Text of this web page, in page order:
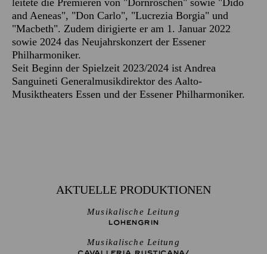
leitete die Premieren von "Dornröschen" sowie "Dido
and Aeneas", "Don Carlo", "Lucrezia Borgia" und
"Macbeth". Zudem dirigierte er am 1. Januar 2022
sowie 2024 das Neujahrskonzert der Essener
Philharmoniker.
Seit Beginn der Spielzeit 2023/2024 ist Andrea
Sanguineti Generalmusikdirektor des Aalto-
Musiktheaters Essen und der Essener Philharmoniker.
AKTUELLE PRODUKTIONEN
Musikalische Leitung
LOHENGRIN
Musikalische Leitung